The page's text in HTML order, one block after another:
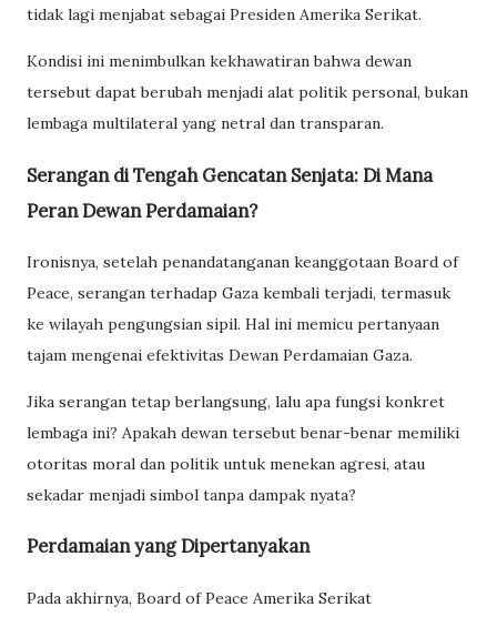
tidak lagi menjabat sebagai Presiden Amerika Serikat.
Kondisi ini menimbulkan kekhawatiran bahwa dewan
tersebut dapat berubah menjadi alat politik personal, bukan
lembaga multilateral yang netral dan transparan.
Serangan di Tengah Gencatan Senjata: Di Mana
Peran Dewan Perdamaian?
Ironisnya, setelah penandatanganan keanggotaan Board of
Peace, serangan terhadap Gaza kembali terjadi, termasuk
ke wilayah pengungsian sipil. Hal ini memicu pertanyaan
tajam mengenai efektivitas Dewan Perdamaian Gaza.
Jika serangan tetap berlangsung, lalu apa fungsi konkret
lembaga ini? Apakah dewan tersebut benar-benar memiliki
otoritas moral dan politik untuk menekan agresi, atau
sekadar menjadi simbol tanpa dampak nyata?
Perdamaian yang Dipertanyakan
Pada akhirnya, Board of Peace Amerika Serikat